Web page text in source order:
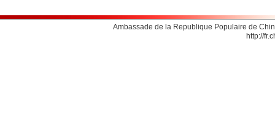
Ambassade de la Republique Populaire de
http://